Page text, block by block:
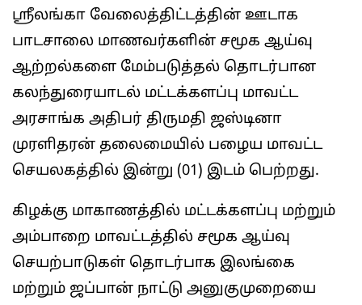
ஸ்ரீலங்கா வேலைத்திட்டத்தின் ஊடாக
பாடசாலை மாணவர்களின் சமூக ஆய்வு
ஆற்றல்களை மேம்படுத்தல் தொடர்பான
கலந்துரையாடல் மட்டக்களப்பு மாவட்ட
அரசாங்க அதிபர் திருமதி ஜஸ்டினா
முரளிதரன் தலைமையில் பழைய மாவட்ட
செயலகத்தில் இன்று (01) இடம் பெற்றது.
கிழக்கு மாகாணத்தில் மட்டக்களப்பு மற்றும்
அம்பாறை மாவட்டத்தில் சமூக ஆய்வு
செயற்பாடுகள் தொடர்பாக இலங்கை
மற்றும் ஜப்பான் நாட்டு அனுகுமுறையை